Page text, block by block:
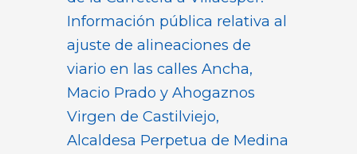
Información pública relativa al
ajuste de alineaciones de
viario en las calles Ancha,
Macio Prado y Ahogaznos
Virgen de Castilviejo,
Alcaldesa Perpetua de Medina